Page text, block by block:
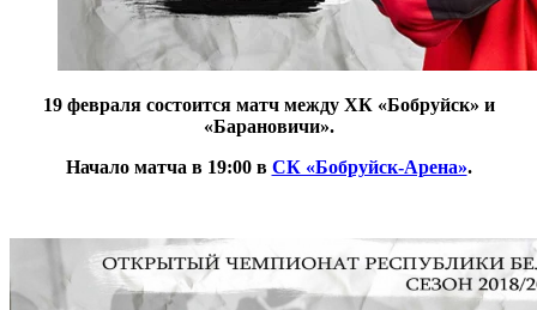
19 февраля состоится матч между ХК «Бобруйск» и
«Барановичи».
Начало матча в 19:00 в СК «Бобруйск-Арена».